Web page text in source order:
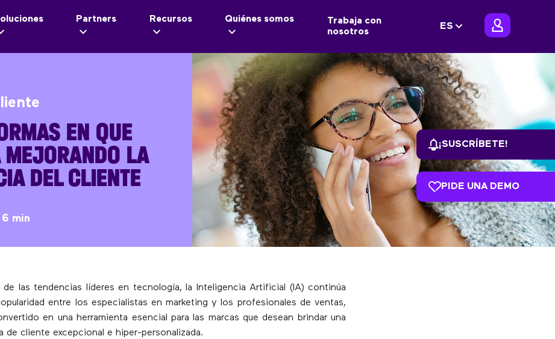
Partners Recursos Quiénes somos
Trabaja con
nosotros
ES
EN QUE
LA
DEL CLIENTE
6 min
de las tendencias líderes en tecnología, la Inteligencia Artificial (IA) continúa
entre los especialistas en marketing y los profesionales de ventas,
en una herramienta esencial para las marcas que desean brindar una
de cliente excepcional e hiper-personalizada.
¡SUSCRÍBETE!
PIDE UNA DEMO